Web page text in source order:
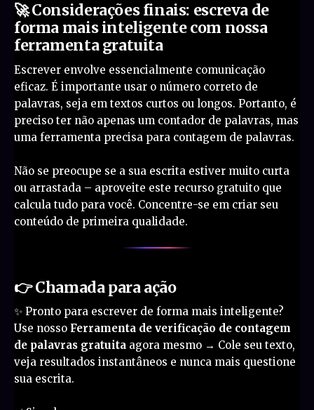
🚀 Considerações finais: escreva de
forma mais inteligente com nossa
ferramenta gratuita
Escrever envolve essencialmente comunicação
eficaz. É importante usar o número correto de
palavras, seja em textos curtos ou longos. Portanto, é
preciso ter não apenas um contador de palavras, mas
uma ferramenta precisa para contagem de palavras.
Não se preocupe se a sua escrita estiver muito curta
ou arrastada – aproveite este recurso gratuito que
calcula tudo para você. Concentre-se em criar seu
conteúdo de primeira qualidade.
👉 Chamada para ação
✨ Pronto para escrever de forma mais inteligente?
Use nosso Ferramenta de verificação de contagem
de palavras gratuita agora mesmo → Cole seu texto,
veja resultados instantâneos e nunca mais questione
sua escrita.